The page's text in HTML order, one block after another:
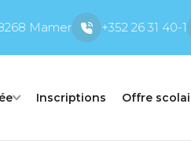
Mamer +352 26 31 40-1
Inscriptions Offre